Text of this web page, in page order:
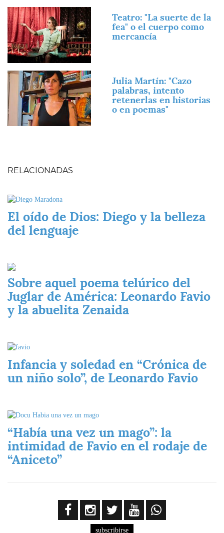
Imagen
Teatro: "La suerte de la
fea" o el cuerpo como
mercancía
Imagen
Julia Martín: "Cazo
palabras, intento
retenerlas en historias
o en poemas"
RELACIONADAS
Imagen
El oído de Dios: Diego y la belleza
del lenguaje
Imagen
Sobre aquel poema telúrico del
Juglar de América: Leonardo Favio
y la abuelita Zenaida
Imagen
Infancia y soledad en “Crónica de
un niño solo”, de Leonardo Favio
Imagen
“Había una vez un mago”: la
intimidad de Favio en el rodaje de
“Aniceto”
subscribirse